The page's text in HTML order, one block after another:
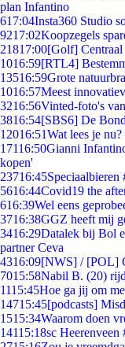
plan Infantino
617:04Insta360 Studio
9217:02Koopzegels
21817:00[Golf] Centraal
1016:59[RTL4]
13516:59Grote
1016:57Meest
3216:56Vinted-foto's
3816:54[SBS6] De
12016:51Wat lees je
17116:50Gianni
kopen'
23716:45Speciaalbieren
5616:44Covid19 the
616:39Wel eens
3716:38GGZ heeft mij
3416:29Datalek bij Bol
partner Ceva
4316:09[NWS] / [POL]
7015:58Nabil B. (20)
1115:45Hoe ga jij om
14715:45[podcasts]
1515:34Waarom doen
14115:18sc Heerenveen